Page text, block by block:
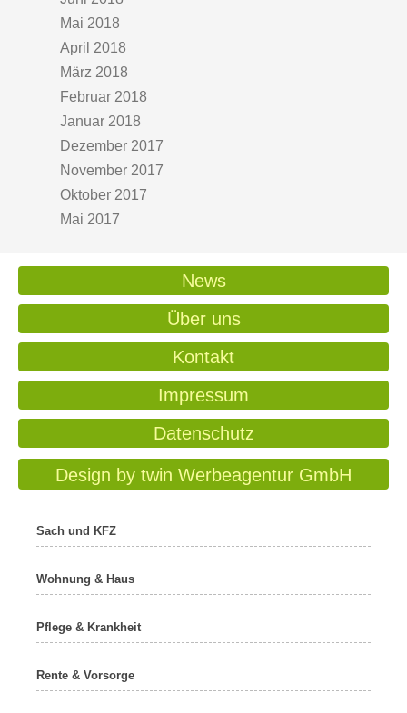
Mai 2018
April 2018
März 2018
Februar 2018
Januar 2018
Dezember 2017
November 2017
Oktober 2017
Mai 2017
News
Über uns
Kontakt
Impressum
Datenschutz
Design by twin Werbeagentur GmbH
Sach und KFZ
Wohnung & Haus
Pflege & Krankheit
Rente & Vorsorge